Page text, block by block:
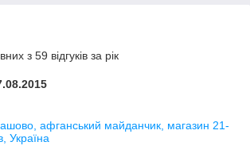
з 59 відгуків за рік
афганський майданчик, магазин 21-
Україна